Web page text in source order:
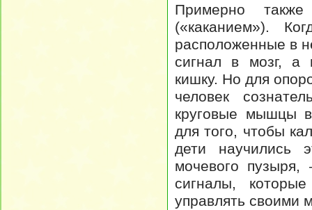
Примерно
(«каканием»).
расположенные в
сигнал в мозг, а
кишку. Но для
человек
круговые мышцы
для того, чтобы
дети научились
мочевого
сигналы,
управлять своими